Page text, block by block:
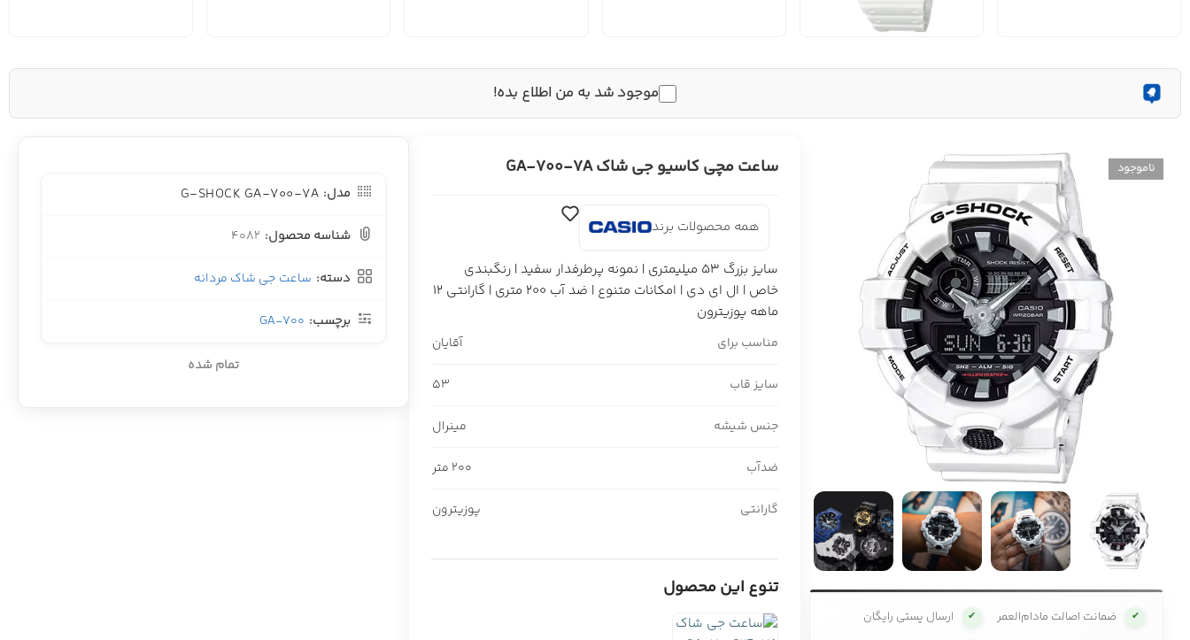
موجود شد به من اطلاع بده!
ناموجود
✔ ضمانت اصالت مادام‌العمر ✔ ارسال پستی رایگان
ساعت مچی کاسیو جی شاک GA-700-7A
همه محصولات برند
سایز بزرگ 53 میلیمتری | نمونه پرطرفدار سفید | رنگبندی
خاص | ال ای دی | امکانات متنوع | ضد آب 200 متری | گارانتی 12
ماهه پوزیترون
مناسب برای آقایان
سایز قاب 53
جنس شیشه مینرال
ضدآب 200 متر
گارانتی پوزیترون
تنوع این محصول
مدل: G-SHOCK GA-700-7A
شناسه محصول: 4082
دسته: ساعت جی شاک مردانه
برچسب: GA-700
تمام شده